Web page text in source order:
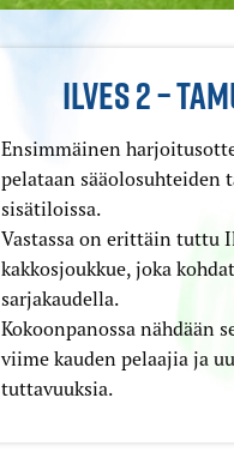
ILVES 2 –
Ensimmäinen
pelataan sääolosuhteiden
sisätiloissa.
Vastassa on erittäin tuttu
kakkos­joukkue, joka
sarjakaudella.
Kokoonpanossa nähdään
viime kauden pelaajia ja
tuttavuuksia.